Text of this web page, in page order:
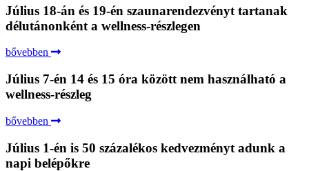
Július 18-án és 19-én szaunarendezvényt tartanak
délutánonként a wellness-részlegen
bővebben
Július 7-én 14 és 15 óra között nem használható a
wellness-részleg
bővebben
Július 1-én is 50 százalékos kedvezményt adunk a
napi belépőkre